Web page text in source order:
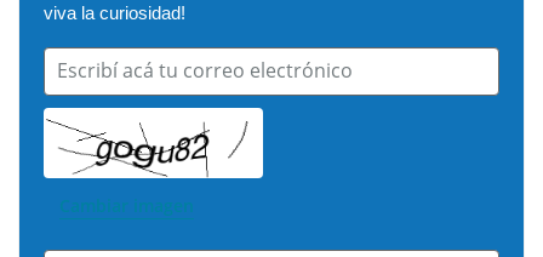
viva la curiosidad!
Escribí acá tu correo electrónico
Cambiar imagen